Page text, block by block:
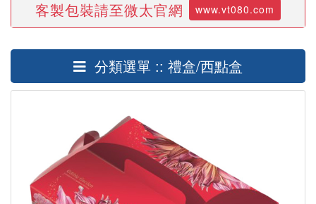
客製包裝請至微太官網 www.vt080.com
分類選單 :: 禮盒/西點盒